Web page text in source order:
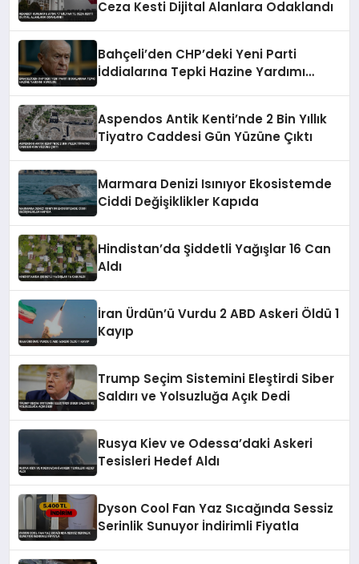
Ceza Kesti Dijital Alanlara Odaklandı
Bahçeli’den CHP’deki Yeni Parti
İddialarına Tepki Hazine Yardımı
Aspendos Antik Kenti’nde 2 Bin Yıllık
Tiyatro Caddesi Gün Yüzüne Çıktı
Marmara Denizi Isınıyor Ekosistemde
Ciddi Değişiklikler Kapıda
Hindistan’da Şiddetli Yağışlar 16 Can
Aldı
İran Ürdün’ü Vurdu 2 ABD Askeri Öldü 1
Kayıp
Trump Seçim Sistemini Eleştirdi Siber
Saldırı ve Yolsuzluğa Açık Dedi
Rusya Kiev ve Odessa’daki Askeri
Tesisleri Hedef Aldı
Dyson Cool Fan Yaz Sıcağında Sessiz
Serinlik Sunuyor İndirimli Fiyatla